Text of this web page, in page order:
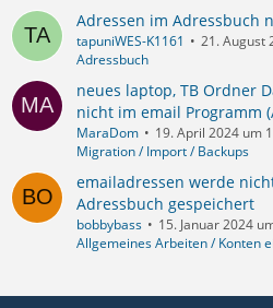
Adressen im Adressbuch
tapuniWES-K1161
21. August
Adressbuch
neues laptop, TB Ordner
nicht im email Programm
MaraDom
19. April 2024 um
Migration / Import / Backups
emailadressen werde
Adressbuch gespeichert
bobbybass
15. Januar 2024
Allgemeines Arbeiten / Konten